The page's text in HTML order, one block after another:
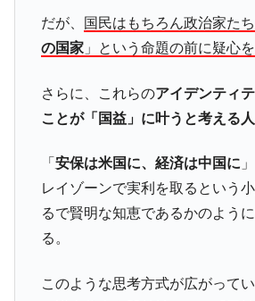
ータセンター整備」⇒ だから無理だ
『Money1』
JPモルガン「韓国レバ
『Money1』
韓国『国民年金公団』
発。
『Money1』
韓国政府「ニセＫ-ブラ
ャンペーン」⇒ あの名物教授も登場！
『Money1』
韓国「橋が落ちました
営業利益80.2％も減少
だが、 国民はもちろん政治家たち
の国家」という命題の前に疑心を
さらに、これらのアイデンティ
ことが「国益」に叶うと考える人
「 安保は米国に、経済は中国に
レイゾーンで実利を取るという
るで賢明な知恵であるかのよう
る。
このような思考方式が広がって